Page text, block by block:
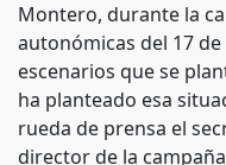
Montero, durante la
autonómicas del 17
escenarios que se
ha planteado esa
rueda de prensa el
director de la